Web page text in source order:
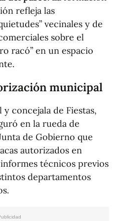
refleja las
vecinales y de
sobre el
racó” en un espacio
municipal
concejala de Fiestas,
en la rueda de
de Gobierno que
autorizados en
técnicos previos
departamentos